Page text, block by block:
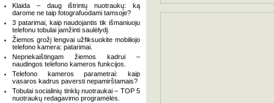
Klaida – daug ištrintų nuotraukų: ką
darome ne taip fotografuodami tamsoje?
3 patarimai, kaip naudojantis tik išmaniuoju
telefonu tobulai įamžinti saulėlydį.
Žiemos grožį lengvai užfiksuokite mobiliojo
telefono kamera: patarimai.
Nepriekaištingam žiemos kadrui –
naudingos telefono kameros funkcijos.
Telefono kameros parametrai: kaip
vasaros kadrus paversti nepamirštamais?
Tobulai socialinių tinklų nuotraukai – TOP 5
nuotraukų redagavimo programėlės.